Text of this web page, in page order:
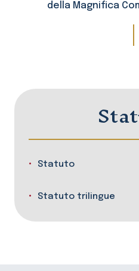
della Magnifica
Statuto
Statuto trilingue